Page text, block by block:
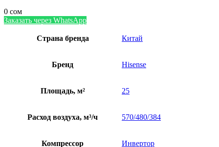
0 сом
Заказать через WhatsApp
Страна бренда Китай
Бренд Hisense
Площадь, м² 25
Расход воздуха, м³/ч 570/480/384
Компрессор Инвертор